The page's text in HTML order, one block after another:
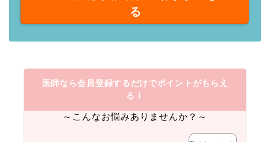
る
医師なら会員登録するだけでポイントがもらえ
る！
～こんなお悩みありませんか？～